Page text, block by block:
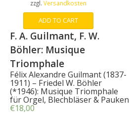
zzgl. Versandkosten
ADD TO CART
F. A. Guilmant, F. W.
Böhler: Musique
Triomphale
Félix Alexandre Guilmant (1837-
1911) – Friedel W. Böhler
(*1946): Musique Triomphale
für Orgel, Blechbläser & Pauken
€18,00